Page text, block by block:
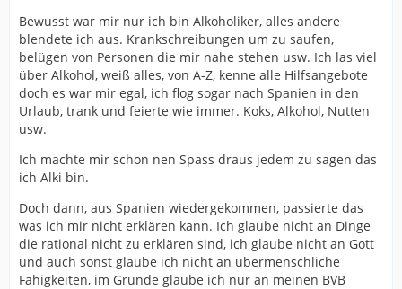
Bewusst war mir nur ich bin Alkoholiker, alles andere
blendete ich aus. Krankschreibungen um zu saufen,
belügen von Personen die mir nahe stehen usw. Ich las viel
über Alkohol, weiß alles, von A-Z, kenne alle Hilfsangebote
doch es war mir egal, ich flog sogar nach Spanien in den
Urlaub, trank und feierte wie immer. Koks, Alkohol, Nutten
usw.
Ich machte mir schon nen Spass draus jedem zu sagen das
ich Alki bin.
Doch dann, aus Spanien wiedergekommen, passierte das
was ich mir nicht erklären kann. Ich glaube nicht an Dinge
die rational nicht zu erklären sind, ich glaube nicht an Gott
und auch sonst glaube ich nicht an übermenschliche
Fähigkeiten, im Grunde glaube ich nur an meinen BVB